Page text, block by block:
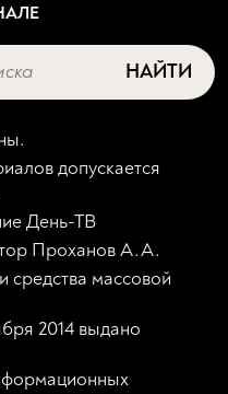
НАЙТИ
допускается
День-ТВ
Проханов А.А.
средства массовой
2014 выдано